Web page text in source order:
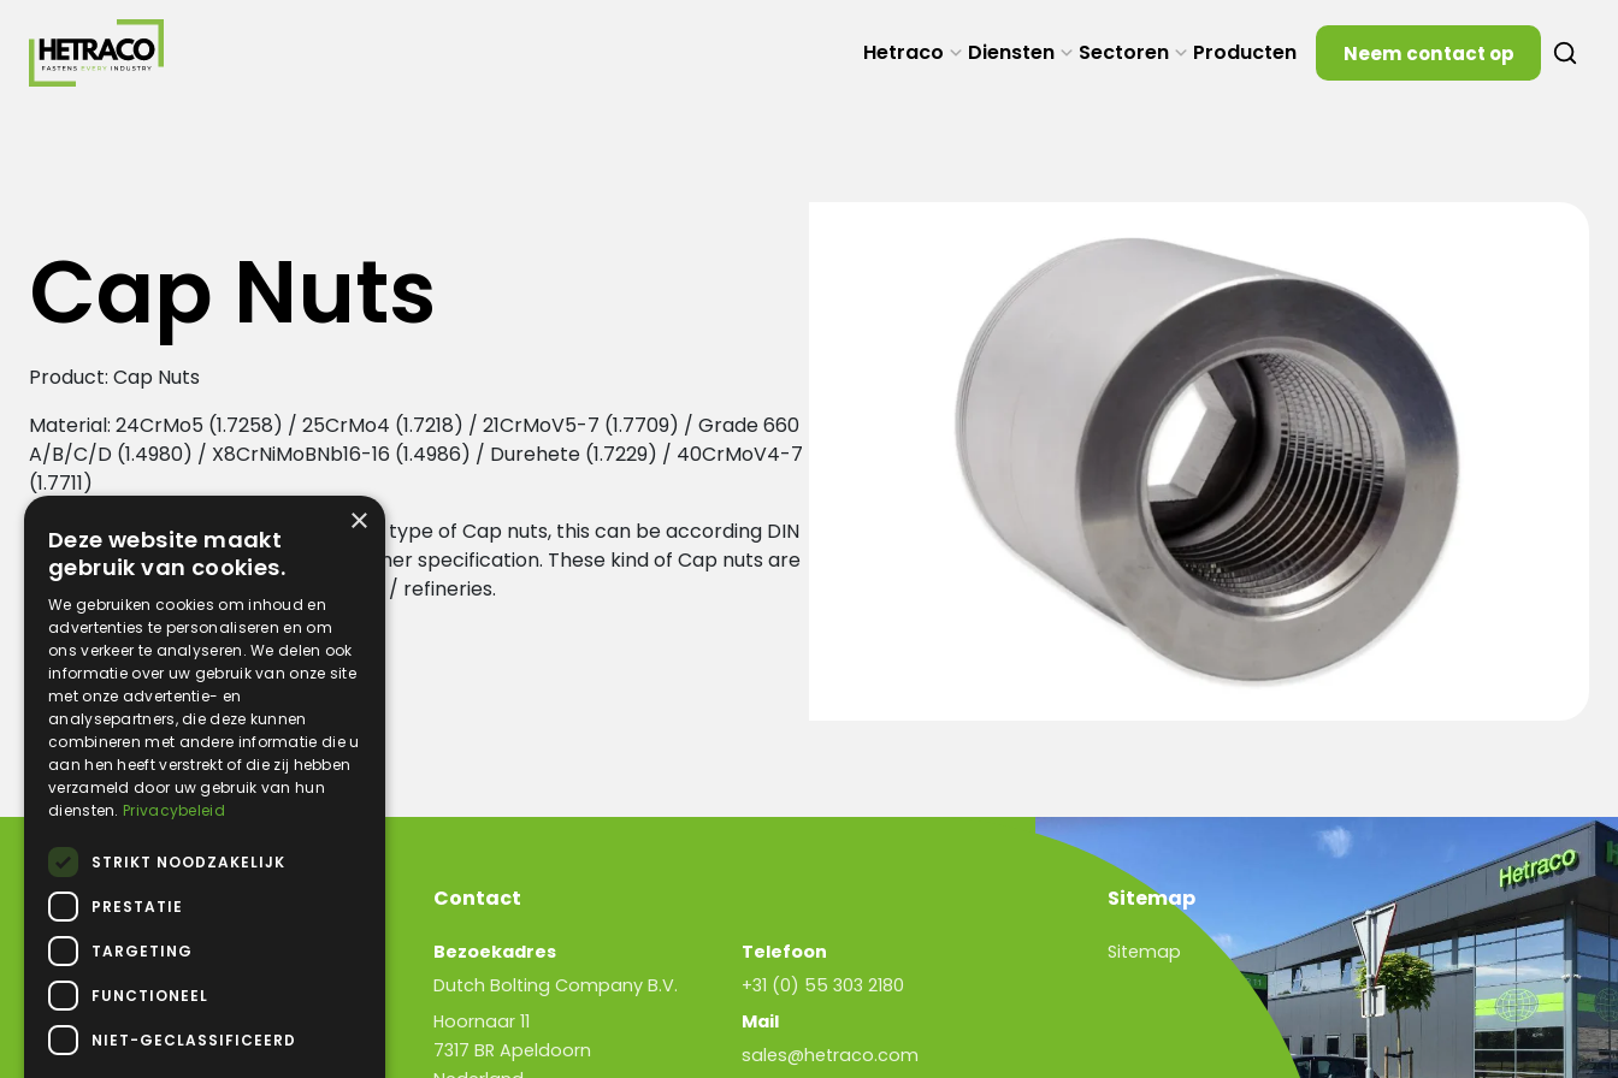
- Home pagina Hetraco Diensten Sectoren Producten Neem contact op
Cap Nuts
Product: Cap Nuts
Material: 24CrMo5 (1.7258) / 25CrMo4 (1.7218) / 21CrMoV5-7 (1.7709) / Grade 660
A/B/C/D (1.4980) / X8CrNiMoBNb16-16 (1.4986) / Durehete (1.7229) / 40CrMoV4-7
(1.7711)
Description: we’re able to produce all type of Cap nuts, this can be according DIN
2510 or according drawings on customer specification. These kind of Cap nuts are
mostly used on petrochemical plants / refineries.
Algemene informatie
Over ons
Beurzen
Machinepark
Dutch Bolting Company B.V.
Contact
Bezoekadres
Dutch Bolting Company B.V.
Hoornaar 11
7317 BR Apeldoorn
Telefoon
+31 (0) 55 303 2180
Mail
sales@hetraco.com
Sitemap
Sitemap
×
Deze website maakt
gebruik van cookies.
We gebruiken cookies om inhoud en
advertenties te personaliseren en om
ons verkeer te analyseren. We delen ook
informatie over uw gebruik van onze site
met onze advertentie- en
analysepartners, die deze kunnen
combineren met andere informatie die u
aan hen heeft verstrekt of die zij hebben
verzameld door uw gebruik van hun
diensten. Privacybeleid
STRIKT NOODZAKELIJK
PRESTATIE
TARGETING
FUNCTIONEEL
NIET-GECLASSIFICEERD